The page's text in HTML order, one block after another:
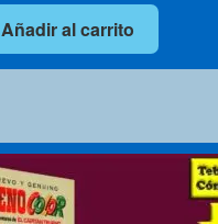
Añadir al carrito